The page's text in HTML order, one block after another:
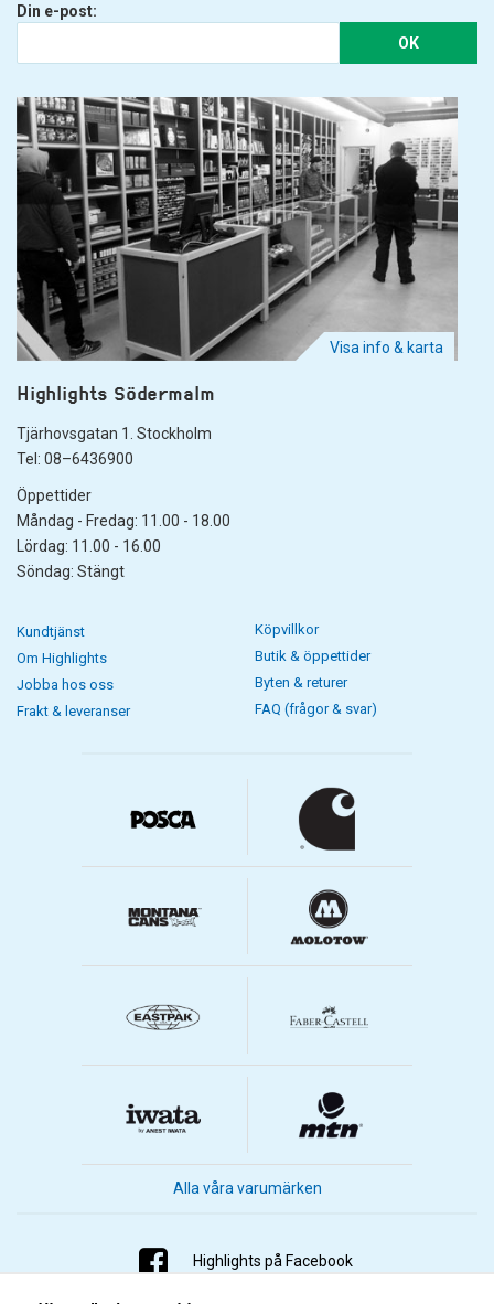
Din e-post:
OK
Visa info & karta
Highlights Södermalm
Tjärhovsgatan 1. Stockholm
Tel: 08–6436900
Öppettider
Måndag - Fredag: 11.00 - 18.00
Lördag: 11.00 - 16.00
Söndag: Stängt
Kundtjänst
Om Highlights
Jobba hos oss
Frakt & leveranser
Köpvillkor
Butik & öppettider
Byten & returer
FAQ (frågor & svar)
Alla våra varumärken
Highlights på Facebook